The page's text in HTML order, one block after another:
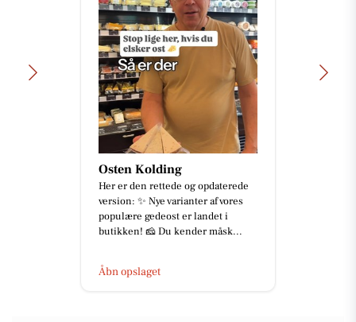
Osten Kolding
Her er den rettede og opdaterede
version: ✨ Nye varianter af vores
populære gedeost er landet i
butikken! 🧀 Du kender måsk...
Åbn opslaget